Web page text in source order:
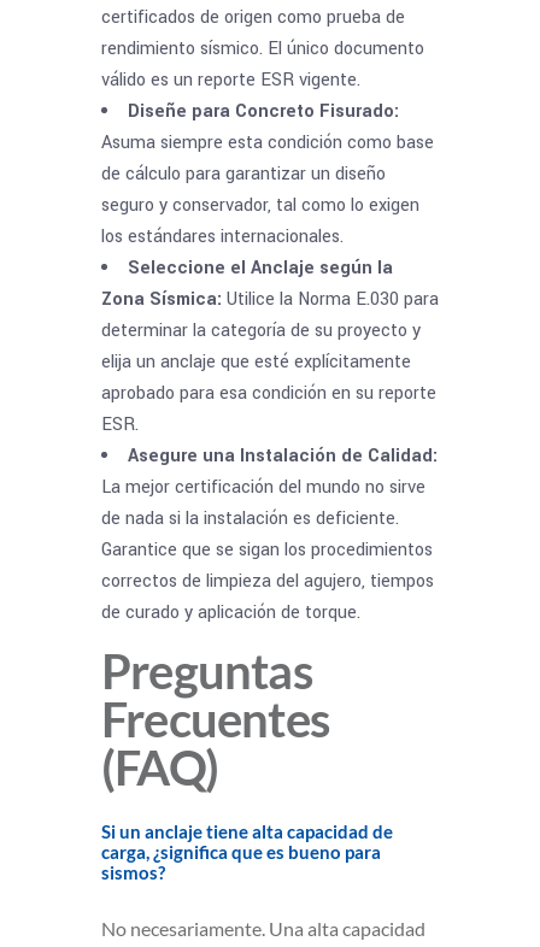
certificados de origen como prueba de
rendimiento sísmico. El único documento
válido es un reporte ESR vigente.
Diseñe para Concreto Fisurado:
Asuma siempre esta condición como base
de cálculo para garantizar un diseño
seguro y conservador, tal como lo exigen
los estándares internacionales.
Seleccione el Anclaje según la
Zona Sísmica: Utilice la Norma E.030 para
determinar la categoría de su proyecto y
elija un anclaje que esté explícitamente
aprobado para esa condición en su reporte
ESR.
Asegure una Instalación de Calidad:
La mejor certificación del mundo no sirve
de nada si la instalación es deficiente.
Garantice que se sigan los procedimientos
correctos de limpieza del agujero, tiempos
de curado y aplicación de torque.
Preguntas
Frecuentes
(FAQ)
Si un anclaje tiene alta capacidad de
carga, ¿significa que es bueno para
sismos?
No necesariamente. Una alta capacidad